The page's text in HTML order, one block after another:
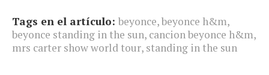
Tags en el artículo: beyonce,beyonce h&m,
beyonce standing in the sun, cancion beyonce h&m,
mrs carter show world tour, standing in the sun